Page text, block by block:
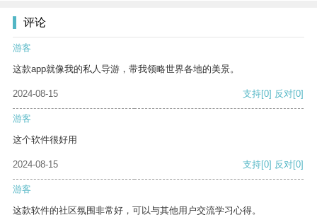
评论
游客
这款app就像我的私人导游，带我领略世界各地的美景。
2024-08-15 支持[0] 反对[0]
游客
这个软件很好用
2024-08-15 支持[0] 反对[0]
游客
这款软件的社区氛围非常好，可以与其他用户交流学习心得。